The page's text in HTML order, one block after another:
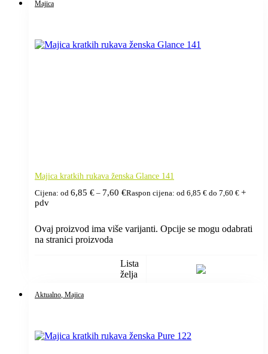
Majica
Majica kratkih rukava ženska Glance 141
Cijena: od 6,85 € – 7,60 €Raspon cijena: od 6,85 € do 7,60 € +
pdv
Ovaj proizvod ima više varijanti. Opcije se mogu odabrati
na stranici proizvoda
Lista
želja
Aktualno, Majica